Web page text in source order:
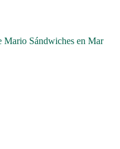
Mario Sándwiches en Mar